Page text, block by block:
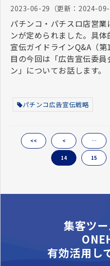
2023-06-29 （更新： 2024-
パチンコ・パチスロ店営
ンが定められました。具
宣伝ガイドラインQ&A（
目の今回は「広告宣伝委
ン」についてお話します。
パチンコ広告宣伝戦略
<< < …
14 15
集客ツ
有効活用し